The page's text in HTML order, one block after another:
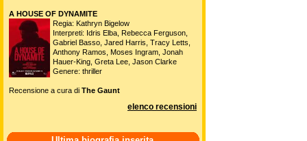
A HOUSE OF DYNAMITE
Regia: Kathryn Bigelow
Interpreti: Idris Elba, Rebecca Ferguson,
Gabriel Basso, Jared Harris, Tracy Letts,
Anthony Ramos, Moses Ingram, Jonah
Hauer-King, Greta Lee, Jason Clarke
Genere: thriller
Recensione a cura di The Gaunt
elenco recensioni